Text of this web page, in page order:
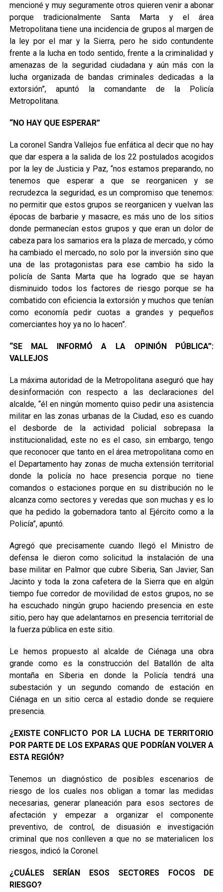
mencioné y muy seguramente otros quieren venir a abonar
porque tradicionalmente Santa Marta y el área
Metropolitana tiene una incidencia de grupos al margen de
la ley por el mar y la Sierra, pero he sido contundente
frente a la lucha en todo sentido, frente a la criminalidad y
amenazas de la seguridad ciudadana y aún más con la
lucha organizada de bandas criminales dedicadas a la
extorsión”, apuntó la comandante de la Policía
Metropolitana.
“NO HAY QUE ESPERAR”
La coronel Sandra Vallejos fue enfática al decir que no hay
que dar espera a la salida de los 22 postulados acogidos
por la ley de Justicia y Paz, “nos estamos preparando, no
tenemos que esperar a que se reorganicen y se
recrudezca la seguridad, es un compromiso que tenemos:
no permitir que estos grupos se reorganicen y vuelvan las
épocas de barbarie y masacre, es más uno de los sitios
donde permanecían estos grupos y que eran un dolor de
cabeza para los samarios era la plaza de mercado, y cómo
ha cambiado el mercado, no solo por la inversión sino que
una de las protagonistas para ese cambio ha sido la
policía de Santa Marta que ha logrado que se hayan
disminuido todos los factores de riesgo porque se ha
combatido con eficiencia la extorsión y muchos que tenían
como economía pedir cuotas a grandes y pequeños
comerciantes hoy ya no lo hacen”.
“SE MAL INFORMÓ A LA OPINIÓN PÚBLICA”:
VALLEJOS
La máxima autoridad de la Metropolitana aseguró que hay
desinformación con respecto a las declaraciones del
alcalde, “él en ningún momento quiso pedir una asistencia
militar en las zonas urbanas de la Ciudad, eso es cuando
el desborde de la actividad policial sobrepasa la
institucionalidad, este no es el caso, sin embargo, tengo
que reconocer que tanto en el área metropolitana como en
el Departamento hay zonas de mucha extensión territorial
donde la policía no hace presencia porque no tiene
comandos o estaciones porque en su distribución no le
alcanza como sectores y veredas que son muchas y es lo
que ha pedido la gobernadora tanto al Ejército como a la
Policía”, apuntó.
Agregó que precisamente cuando llegó el Ministro de
defensa le dieron como solicitud la instalación de una
base militar en Palmor que cubre Siberia, San Javier, San
Jacinto y toda la zona cafetera de la Sierra que en algún
tiempo fue corredor de movilidad de estos grupos, no se
ha escuchado ningún grupo haciendo presencia en este
sitio, pero hay que adelantarnos en presencia territorial de
la fuerza pública en este sitio.
Le hemos propuesto al alcalde de Ciénaga una obra
grande como es la construcción del Batallón de alta
montaña en Siberia en donde la Policía tendrá una
subestación y un segundo comando de estación en
Ciénaga en un sitio cerca al estadio donde se requiere
presencia.
¿EXISTE CONFLICTO POR LA LUCHA DE TERRITORIO
POR PARTE DE LOS EXPARAS QUE PODRÍAN VOLVER A
ESTA REGIÓN?
Tenemos un diagnóstico de posibles escenarios de
riesgo de los cuales nos obligan a tomar las medidas
necesarias, generar planeación para esos sectores de
afectación y empezar a organizar el componente
preventivo, de control, de disuasión e investigación
criminal que nos conlleven a que no se materialicen los
riesgos, indicó la Coronel.
¿CUÁLES SERÍAN ESOS SECTORES FOCOS DE
RIESGO?